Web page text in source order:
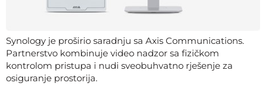
Synology je proširio saradnju sa Axis Communications.
Partnerstvo kombinuje video nadzor sa fizičkom
kontrolom pristupa i nudi sveobuhvatno rješenje za
osiguranje prostorija.